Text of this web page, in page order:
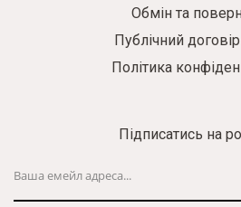
Обмін та
Публічний
Політика
Підписатись на